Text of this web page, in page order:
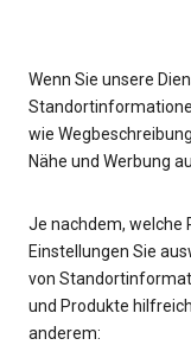
Wenn Sie unsere
wie
Nähe und Werbung
Je nachdem, welche
Einstellungen Sie
von
und Produkte
anderem: